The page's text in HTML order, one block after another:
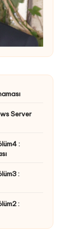
Server
:
:
: